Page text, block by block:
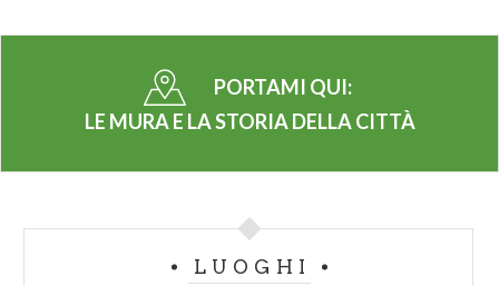
PORTAMI QUI:
LE MURA E LA STORIA DELLA CITTÀ
LUOGHI